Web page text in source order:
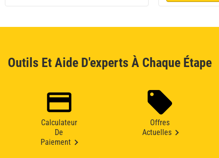
Outils Et Aide D'experts À Chaque Étape
Calculateur
De
Paiement
Offres
Actuelles